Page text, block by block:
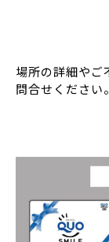
場所の詳細やご
問合せください。